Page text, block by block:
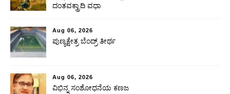
ದಂತವಕ್ತ್ರಾದಿ ವಧಾ
Aug 06, 2026
ಪುಣ್ಯಕ್ಷೇತ್ರ ಬೆಂದ್ರ್ ತೀರ್ಥ
Aug 06, 2026
ವಿಭಿನ್ನ ಸಂಶೋಧನೆಯ ಕಣಜ